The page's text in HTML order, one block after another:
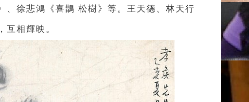
徐悲鴻《喜鵲 松樹》等。 王天德、林天行
互相輝映。